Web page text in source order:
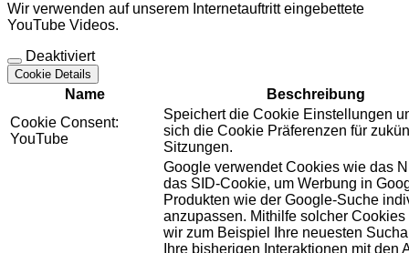
Wir verwenden auf unserem Internetauftritt eingebettete
YouTube Videos.
Deaktiviert
Cookie Details
Name
Beschreibung
Cookie Consent:
YouTube
Speichert die Cookie Einstellungen
sich die Cookie Präferenzen für
Sitzungen.
Google verwendet Cookies wie das
das SID-Cookie, um Werbung in
Produkten wie der Google-Suche
anzupassen. Mithilfe solcher Cookies
wir zum Beispiel Ihre neuesten
Ihre bisherigen Interaktionen mit den